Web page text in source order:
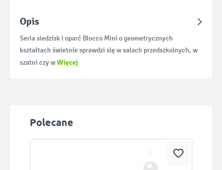
Opis
Seria siedzisk i oparć Blocco Mini o geometrycznych
kształtach świetnie sprawdzi się w salach przedszkolnych, w
szatni czy wWięcej
Pomiń galerię produktów
Polecane